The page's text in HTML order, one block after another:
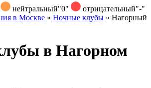
нейтральный"0" отрицательный"-"
в Москве » Ночные клубы » Нагорный
в Нагорном